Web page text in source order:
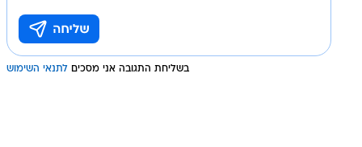
בשליחת התגובה אני מסכים לתנאי השימוש